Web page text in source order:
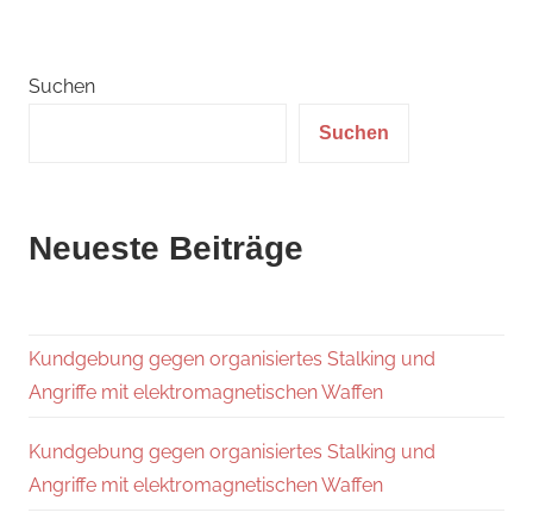
Suchen
Suchen
Neueste Beiträge
Kundgebung gegen organisiertes Stalking und
Angriffe mit elektromagnetischen Waffen
Kundgebung gegen organisiertes Stalking und
Angriffe mit elektromagnetischen Waffen